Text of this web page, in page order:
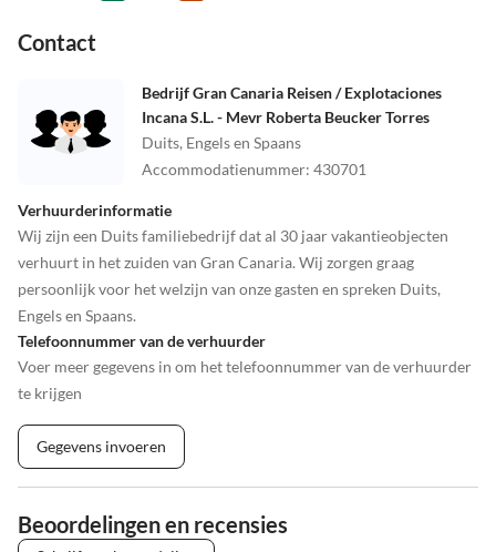
Contact
Bedrijf Gran Canaria Reisen / Explotaciones
Incana S.L. - Mevr Roberta Beucker Torres
Duits, Engels en Spaans
Accommodatienummer: 430701
Verhuurderinformatie
Wij zijn een Duits familiebedrijf dat al 30 jaar vakantieobjecten
verhuurt in het zuiden van Gran Canaria. Wij zorgen graag
persoonlijk voor het welzijn van onze gasten en spreken Duits,
Engels en Spaans.
Telefoonnummer van de verhuurder
Voer meer gegevens in om het telefoonnummer van de verhuurder
te krijgen
Gegevens invoeren
Beoordelingen en recensies